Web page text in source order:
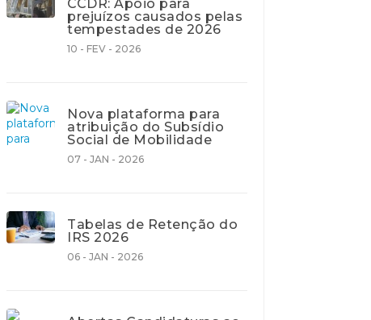
CCDR: Apoio para
prejuízos causados pelas
tempestades de 2026
10 - FEV - 2026
Nova plataforma para
atribuição do Subsídio
Social de Mobilidade
07 - JAN - 2026
Tabelas de Retenção do
IRS 2026
06 - JAN - 2026